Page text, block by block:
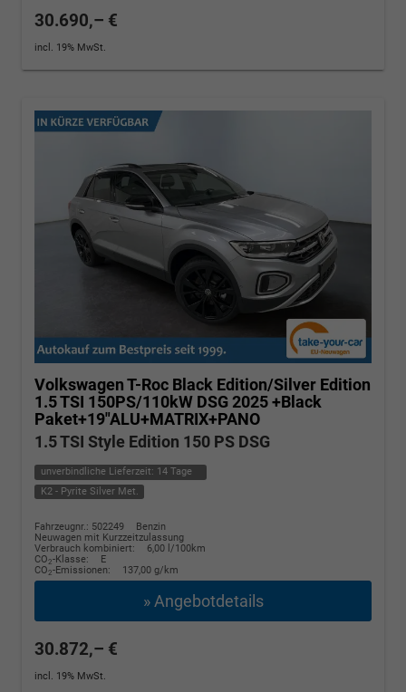
30.690,– €
incl. 19% MwSt.
Volkswagen T-Roc Black Edition/Silver Edition
1.5 TSI 150PS/110kW DSG 2025 +Black
Paket+19"ALU+MATRIX+PANO
1.5 TSI Style Edition 150 PS DSG
unverbindliche Lieferzeit: 14 Tage
K2 - Pyrite Silver Met.
Fahrzeugnr.: 502249
Benzin
Neuwagen mit Kurzzeitzulassung
Verbrauch kombiniert:
6,00 l/100km
CO2-Klasse:
E
CO2-Emissionen: 137,00 g/km
» Angebotdetails
30.872,– €
incl. 19% MwSt.